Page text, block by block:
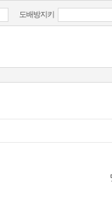
도배방지키